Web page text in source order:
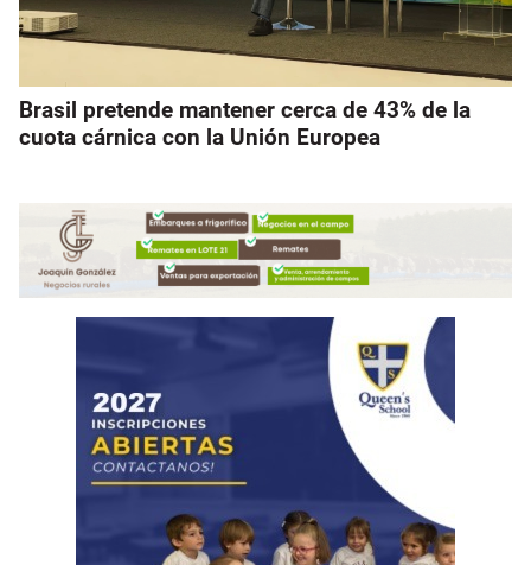
Brasil pretende mantener cerca de 43% de la
cuota cárnica con la Unión Europea